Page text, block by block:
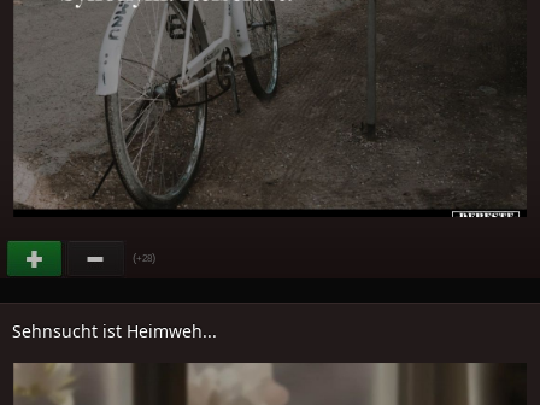
(+28)
Sehnsucht ist Heimweh...